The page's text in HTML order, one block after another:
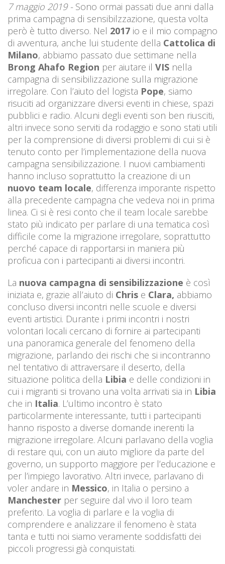
7 maggio 2019 - Sono ormai passati due anni dalla
prima campagna di sensibilzzazione, questa volta
però è tutto diverso. Nel 2017 io e il mio compagno
di avventura, anche lui studente della Cattolica di
Milano, abbiamo passato due settimane nella
Brong Ahafo Region per aiutare il VIS nella
campagna di sensibilizzazione sulla migrazione
irregolare. Con l’aiuto del logista Pope, siamo
risuciti ad organizzare diversi eventi in chiese, spazi
pubblici e radio. Alcuni degli eventi son ben riusciti,
altri invece sono serviti da rodaggio e sono stati utili
per la comprensione di diversi problemi di cui si è
tenuto conto per l’implementazione della nuova
campagna sensibilizzazione. I nuovi cambiamenti
hanno incluso soprattutto la creazione di un
nuovo team locale, differenza imporante rispetto
alla precedente campagna che vedeva noi in prima
linea. Ci si è resi conto che il team locale sarebbe
stato più indicato per parlare di una tematica così
difficile come la migrazione irregolare, soprattutto
perché capace di rapportarsi in maniera più
proficua con i partecipanti ai diversi incontri.
La nuova campagna di sensibilizzazione è così
iniziata e, grazie all’aiuto di Chris e Clara, abbiamo
concluso diversi incontri nelle scuole e diversi
eventi artistici. Durante i primi incontri i nostri
volontari locali cercano di fornire ai partecipanti
una panoramica generale del fenomeno della
migrazione, parlando dei rischi che si incontranno
nel tentativo di attraversare il deserto, della
situazione politica della Libia e delle condizioni in
cui i migranti si trovano una volta arrivati sia in Libia
che in Italia. L’ultimo incontro è stato
particolarmente interessante, tutti i partecipanti
hanno risposto a diverse domande inerenti la
migrazione irregolare. Alcuni parlavano della voglia
di restare qui, con un aiuto migliore da parte del
governo, un supporto maggiore per l’educazione e
per l’impiego lavorativo. Altri invece, parlavano di
voler andare in Messico, in Italia o persino a
Manchester per seguire dal vivo il loro team
preferito. La voglia di parlare e la voglia di
comprendere e analizzare il fenomeno è stata
tanta e tutti noi siamo veramente soddisfatti dei
piccoli progressi già conquistati.